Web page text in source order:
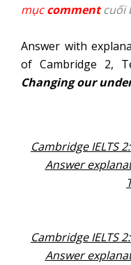
mụccommentcuối
Answer with
of Cambridge 2,
Changing our
Cambridge IELTS
Answer
Cambridge IELTS
Answer